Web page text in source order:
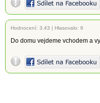
Hodnocení: 3.43 | Hlasovalo: 6
Do domu vejdeme vchodem a